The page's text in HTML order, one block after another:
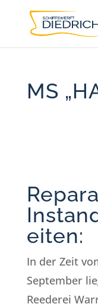
MS
eiten:
In der Zeit
September
Reederei